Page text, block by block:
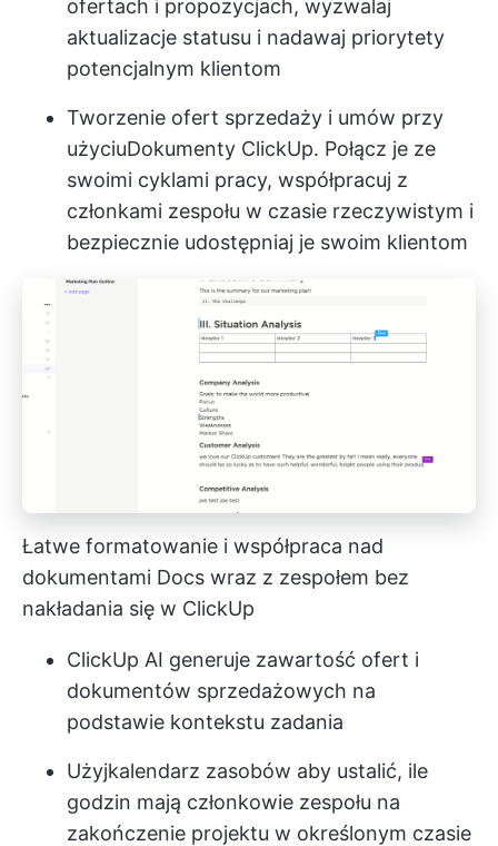
ofertach i propozycjach, wyzwalaj
aktualizacje statusu i nadawaj priorytety
potencjalnym klientom
Tworzenie ofert sprzedaży i umów przy
użyciuDokumenty ClickUp. Połącz je ze
swoimi cyklami pracy, współpracuj z
członkami zespołu w czasie rzeczywistym i
bezpiecznie udostępniaj je swoim klientom
Łatwe formatowanie i współpraca nad
dokumentami Docs wraz z zespołem bez
nakładania się w ClickUp
ClickUp AI generuje zawartość ofert i
dokumentów sprzedażowych na
podstawie kontekstu zadania
Użyjkalendarz zasobów aby ustalić, ile
godzin mają członkowie zespołu na
zakończenie projektu w określonym czasie